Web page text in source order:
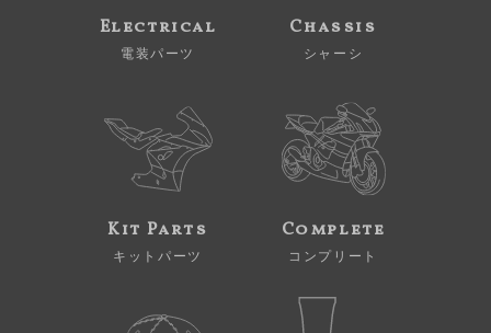
Electrical
電装パーツ
Chassis
シャーシ
Kit Parts
キットパーツ
Complete
コンプリート